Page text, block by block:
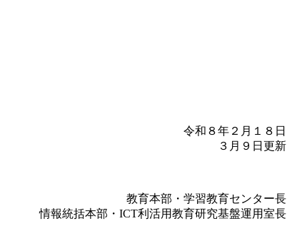
令和８年２月１８日
３月９日更新
教育本部・学習教育センター長
情報統括本部・ICT利活用教育研究基盤運用室長